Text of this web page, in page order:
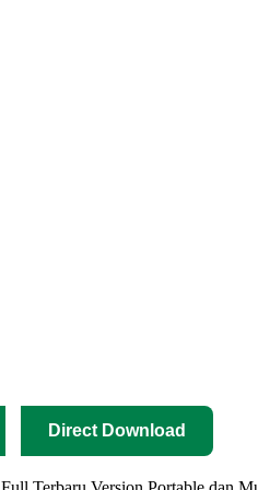
Direct Download